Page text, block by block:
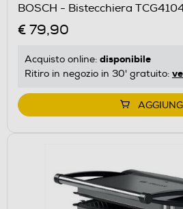
BOSCH - Bistecchiera
€ 79,90
Acquisto online: disponibile
Ritiro in negozio in 30' gratuito: